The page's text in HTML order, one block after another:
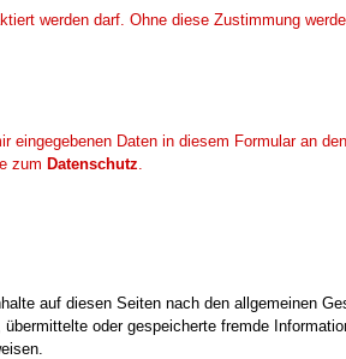
werden darf. Ohne diese Zustimmung
Daten in diesem Formular an
zum Datenschutz.
auf diesen Seiten nach den allgemeinen
oder gespeicherte fremde